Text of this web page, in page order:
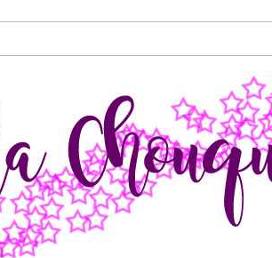
Ma
d'amour